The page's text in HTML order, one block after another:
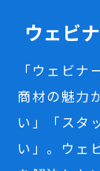
ウェビ
「ウェビ
商材の魅力
い」「スタ
い」。ウェ